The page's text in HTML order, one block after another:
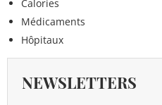
Calories
Médicaments
Hôpitaux
NEWSLETTERS